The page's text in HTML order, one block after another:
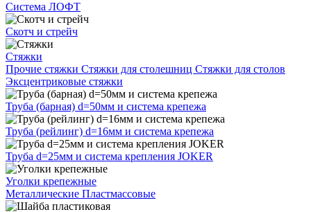
Система ЛОФТ
Скотч и стрейч
Стяжки
Прочие стяжки Стяжки для столешниц Стяжки для столов
Эксцентриковые стяжки
Труба (барная) d=50мм и система крепежа
Труба (рейлинг) d=16мм и система крепежа
Труба d=25мм и система крепления JOKER
Уголки крепежные
Металлические Пластмассовые